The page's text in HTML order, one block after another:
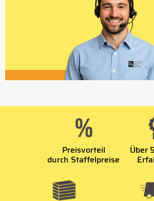
Preisvorteil
durch Staffelpreise
Über